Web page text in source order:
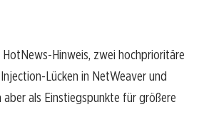
Hinweis, zwei hochprioritäre
Lücken in NetWeaver und
als Einstiegspunkte für größere